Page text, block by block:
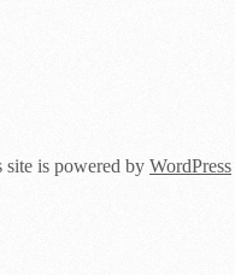
site is powered by WordPress